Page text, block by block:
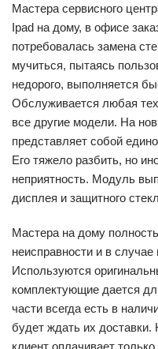
Мастера сервисного
Ipad на дому, в офисе
потребовалась замена
мучиться, пытаясь
недорого, выполняется
Обслуживается любая
все другие модели. На
представляет собой
Его тяжело разбить, но
неприятность. Модуль
дисплея и защитного
Мастера на дому
неисправности и в
Используются
комплектующие дается
части всегда есть в
будет ждать их доставки.
клиент оплачивает